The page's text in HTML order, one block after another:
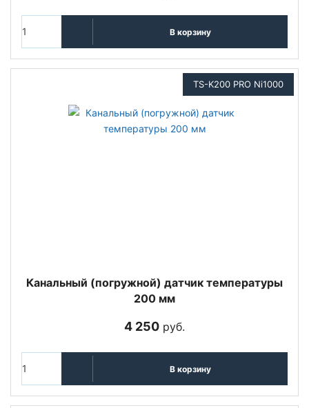
В корзину
TS-K200 PRO Ni1000
Канальный (погружной) датчик температуры
200 мм
4 250 руб.
В корзину